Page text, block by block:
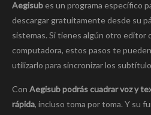
Aegisubes un programa específico
descargar gratuitamente desde su
sistemas. Si tienes algún otro editor
computadora, estos pasos te
utilizarlo para sincronizar los
Con Aegisubpodrás cuadrar voz y
rápida, incluso toma por toma. Y su